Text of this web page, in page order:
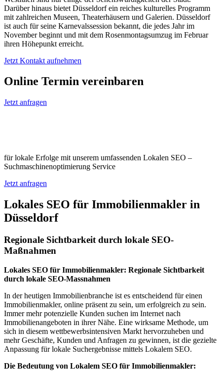
Darüber hinaus bietet Düsseldorf ein reiches kulturelles Programm
mit zahlreichen Museen, Theaterhäusern und Galerien. Düsseldorf
ist auch für seine Karnevalssession bekannt, die jedes Jahr im
November beginnt und mit dem Rosenmontagsumzug im Februar
ihren Höhepunkt erreicht.
Jetzt Kontakt aufnehmen
Online Termin vereinbaren
Jetzt anfragen
für lokale Erfolge mit unserem umfassenden Lokalen SEO –
Suchmaschinenoptimierung Service
Jetzt anfragen
Lokales SEO für Immobilienmakler in
Düsseldorf
Regionale Sichtbarkeit durch lokale SEO-
Maßnahmen
Lokales SEO für Immobilienmakler: Regionale Sichtbarkeit
durch lokale SEO-Massnahmen
In der heutigen Immobilienbranche ist es entscheidend für einen
Immobilienmakler, online präsent zu sein, um erfolgreich zu sein.
Immer mehr potenzielle Kunden suchen im Internet nach
Immobilienangeboten in ihrer Nähe. Eine wirksame Methode, um
sich in diesem wettbewerbsintensiven Markt hervorzuheben und
mehr Geschäfte, Kunden und Anfragen zu gewinnen, ist die gezielte
Anpassung für lokale Suchergebnisse mittels Lokalem SEO.
Die Bedeutung von Lokalem SEO für Immobilienmakler: